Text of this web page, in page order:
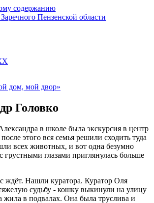
содержанию
дом, мой двор»
Головко
в школе была экскурсия в центр
этого вся семья решили сходить туда
всех животных, и вот одна безумно
грустными глазами приглянулась больше
ждёт. Нашли куратора. Куратор Оля
судьбу - кошку выкинули на улицу
жила в подвалах. Она была труслива и